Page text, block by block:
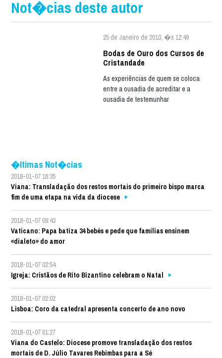
Not�cias deste autor
25 de Janeiro de 2010, �s 12:49
Bodas de Ouro dos Cursos de
Cristandade
As experiências de quem se coloca
entre a ousadia de acreditar e a
ousadia de testemunhar
�ltimas Not�cias
2018-01-07 16:35
Viana: Transladação dos restos mortais do primeiro bispo marca
fim de uma etapa na vida da diocese
2018-01-07 09:43
Vaticano: Papa batiza 34 bebés e pede que famílias ensinem
«dialeto» do amor
2018-01-07 02:54
Igreja: Cristãos de Rito Bizantino celebram o Natal
2018-01-07 02:02
Lisboa: Coro da catedral apresenta concerto de ano novo
2018-01-07 01:27
Viana do Castelo: Diocese promove transladação dos restos
mortais de D. Júlio Tavares Rebimbas para a Sé